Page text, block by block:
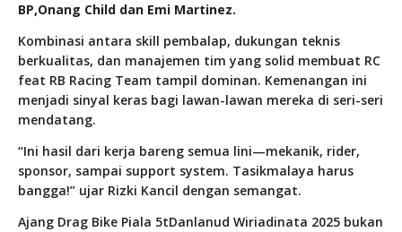
BP,Onang Child dan Emi Martinez.
Kombinasi antara skill pembalap, dukungan teknis
berkualitas, dan manajemen tim yang solid membuat RC
feat RB Racing Team tampil dominan. Kemenangan ini
menjadi sinyal keras bagi lawan-lawan mereka di seri-seri
mendatang.
“Ini hasil dari kerja bareng semua lini—mekanik, rider,
sponsor, sampai support system. Tasikmalaya harus
bangga!” ujar Rizki Kancil dengan semangat.
Ajang Drag Bike Piala 5tDanlanud Wiriadinata 2025 bukan